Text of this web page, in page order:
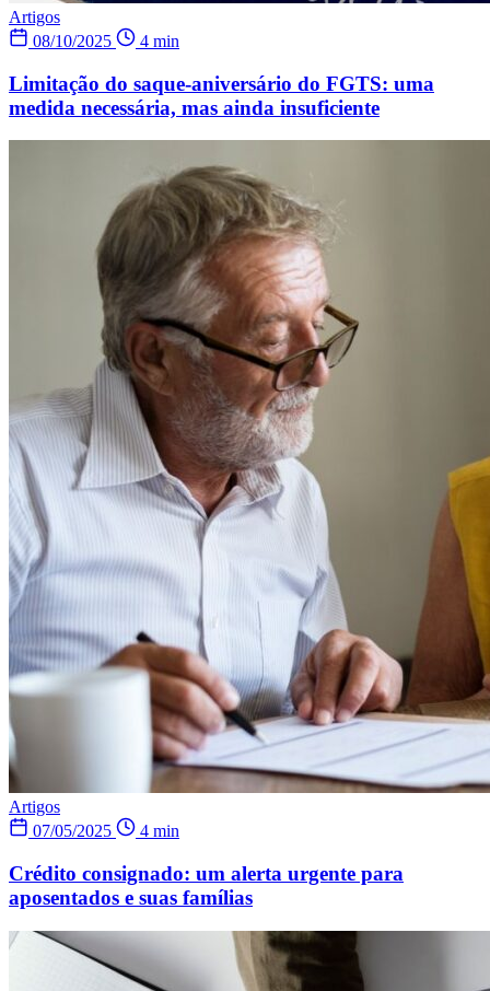
Artigos
08/10/2025
4 min
Limitação do saque-aniversário do FGTS: uma
medida necessária, mas ainda insuficiente
Artigos
07/05/2025
4 min
Crédito consignado: um alerta urgente para
aposentados e suas famílias